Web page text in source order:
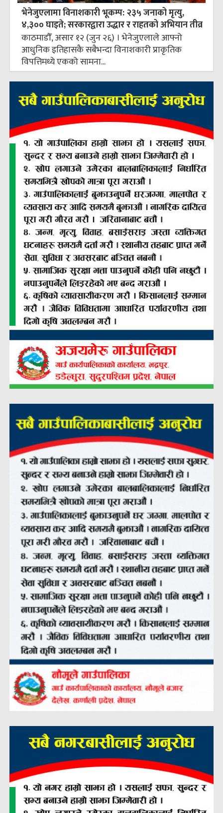
भेनेजुएलामा विनाशकारी भूकम्प: २३५ जनाको मृत्यु,
४,३०० घाइते; सरकारद्वारा उद्धार र राहतको अभियान तीव्र
काठमाडौँ, असार १२ (जुन २६) । भेनेजुएलाले आफ्नो
आधुनिक इतिहासकै सबैभन्दा विनाशकारी प्राकृतिक
विपत्तिमध्ये एकको सामना...